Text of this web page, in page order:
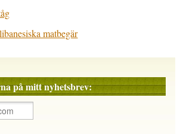
matbegär
på mitt nyhetsbrev: